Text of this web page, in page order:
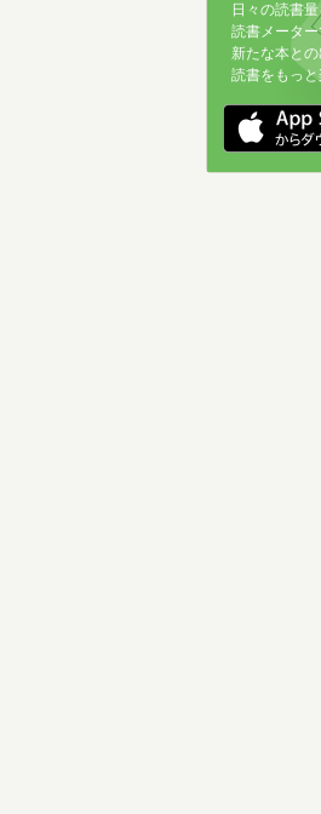
日々の読書
読書メーター
新たな本と
読書をもっと